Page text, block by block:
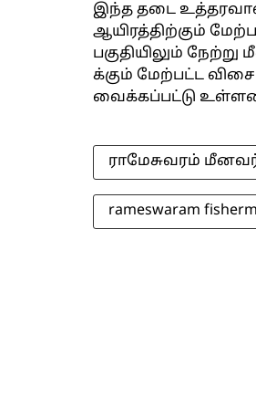
இந்த தடை உத்தரவால்
ஆயிரத்திற்கும்
பகுதியிலும்
க்கும் மேற்பட்ட
வைக்கப்பட்டு
ராமேசுவரம்
rameswaram